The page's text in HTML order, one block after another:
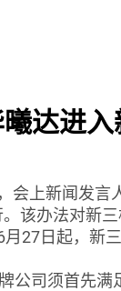
达进
上新闻发言
该办法对新
27日起，新
司须首先满